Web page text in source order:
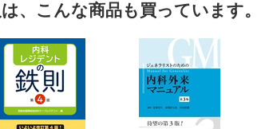
、こんな商品も買っています。